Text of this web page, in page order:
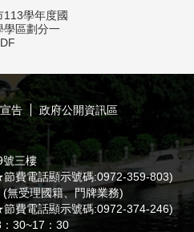
113學年度國
學區劃分一
告
政府公開資訊區
號三樓
費電話顯示號碼:0972-359-803)
無受理國籍、門牌業務)
費電話顯示號碼:0972-374-246)
30~17：30